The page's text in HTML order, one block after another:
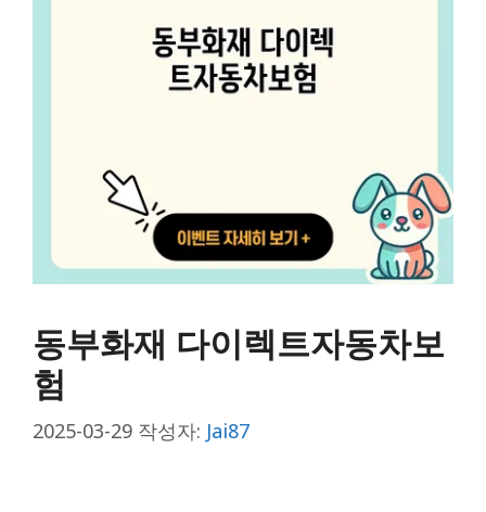
동부화재 다이렉트자동차보
험
2025-03-29 작성자: Jai87